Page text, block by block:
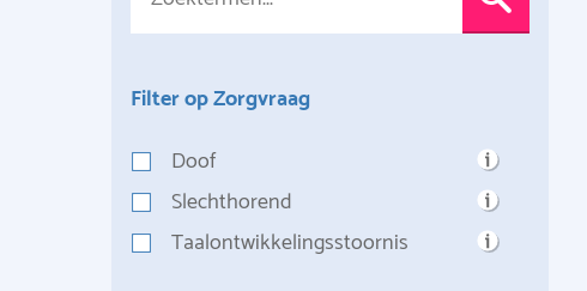
Filter op Zorgvraag
Doof
Slechthorend
Taalontwikkelingsstoornis